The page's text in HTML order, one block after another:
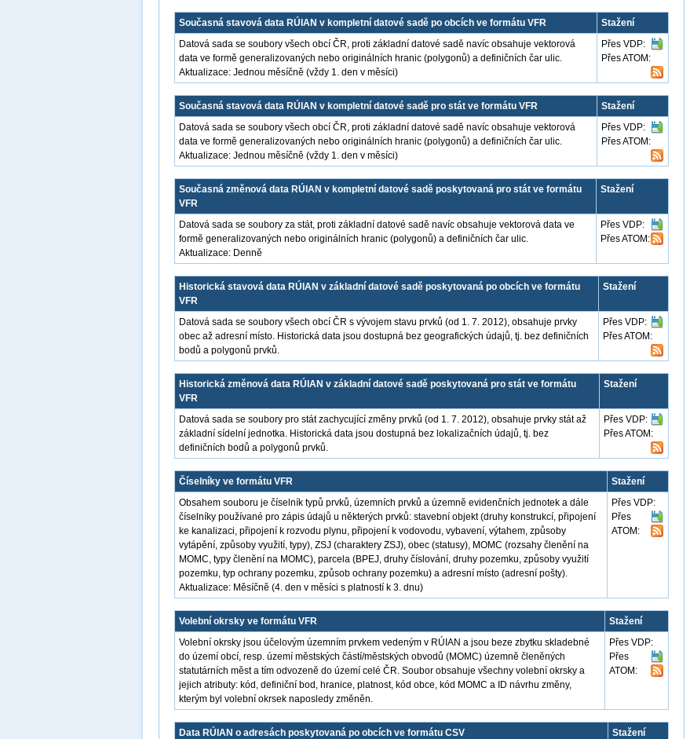
Současná stavová data RÚIAN v kompletní datové sadě po obcích ve formátu VFR
Stažení
Datová sada se soubory všech obcí ČR, proti základní datové sadě navíc obsahuje vektorová
data ve formě generalizovaných nebo originálních hranic (polygonů) a definičních čar ulic.
Aktualizace: Jednou měsíčně (vždy 1. den v měsíci)
Přes VDP:
Přes ATOM:
Současná stavová data RÚIAN v kompletní datové sadě pro stát ve formátu VFR
Stažení
Datová sada se soubory všech obcí ČR, proti základní datové sadě navíc obsahuje vektorová
data ve formě generalizovaných nebo originálních hranic (polygonů) a definičních čar ulic.
Aktualizace: Jednou měsíčně (vždy 1. den v měsíci)
Přes VDP:
Přes ATOM:
Současná změnová data RÚIAN v kompletní datové sadě poskytovaná pro stát ve formátu
VFR
Stažení
Datová sada se soubory za stát, proti základní datové sadě navíc obsahuje vektorová data ve
formě generalizovaných nebo originálních hranic (polygonů) a definičních čar ulic.
Aktualizace: Denně
Přes VDP:
Přes ATOM:
Historická stavová data RÚIAN v základní datové sadě poskytovaná po obcích ve formátu
VFR
Stažení
Datová sada se soubory všech obcí ČR s vývojem stavu prvků (od 1. 7. 2012), obsahuje prvky
obec až adresní místo. Historická data jsou dostupná bez geografických údajů, tj. bez definičních
bodů a polygonů prvků.
Přes VDP:
Přes ATOM:
Historická změnová data RÚIAN v základní datové sadě poskytovaná pro stát ve formátu
VFR
Stažení
Datová sada se soubory pro stát zachycující změny prvků (od 1. 7. 2012), obsahuje prvky stát až
základní sídelní jednotka. Historická data jsou dostupná bez lokalizačních údajů, tj. bez
definičních bodů a polygonů prvků.
Přes VDP:
Přes ATOM:
Číselníky ve formátu VFR
Stažení
Obsahem souboru je číselník typů prvků, územních prvků a územně evidenčních jednotek a dále
číselníky používané pro zápis údajů u některých prvků: stavební objekt (druhy konstrukcí, připojení
ke kanalizaci, připojení k rozvodu plynu, připojení k vodovodu, vybavení, výtahem, způsoby
vytápění, způsoby využití, typy), ZSJ (charaktery ZSJ), obec (statusy), MOMC (rozsahy členění na
MOMC, typy členění na MOMC), parcela (BPEJ, druhy číslování, druhy pozemku, způsoby využití
pozemku, typ ochrany pozemku, způsob ochrany pozemku) a adresní místo (adresní pošty).
Aktualizace: Měsíčně (4. den v měsíci s platností k 3. dnu)
Přes VDP:
Přes
ATOM:
Volební okrsky ve formátu VFR
Stažení
Volební okrsky jsou účelovým územním prvkem vedeným v RÚIAN a jsou beze zbytku skladebné
do území obcí, resp. území městských částí/městských obvodů (MOMC) územně členěných
statutárních měst a tím odvozeně do území celé ČR. Soubor obsahuje všechny volební okrsky a
jejich atributy: kód, definiční bod, hranice, platnost, kód obce, kód MOMC a ID návrhu změny,
kterým byl volební okrsek naposledy změněn.
Přes VDP:
Přes
ATOM:
Data RÚIAN o adresách poskytovaná po obcích ve formátu CSV
Stažení